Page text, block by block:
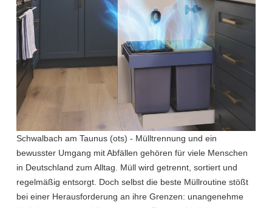
Schwalbach am Taunus (ots) - Mülltrennung und ein
bewusster Umgang mit Abfällen gehören für viele Menschen
in Deutschland zum Alltag. Müll wird getrennt, sortiert und
regelmäßig entsorgt. Doch selbst die beste Müllroutine stößt
bei einer Herausforderung an ihre Grenzen: unangenehme